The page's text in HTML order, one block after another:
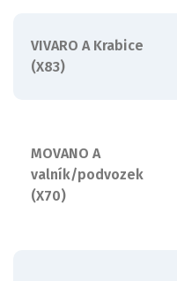
VIVARO A Krabice
(X83)
MOVANO A
valník/podvozek
(X70)